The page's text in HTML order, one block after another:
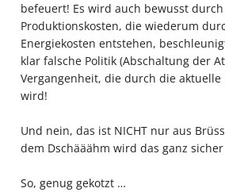
befeuert! Es wird auch bewusst
Produktionskosten, die wiederum
Energiekosten entstehen,
klar falsche Politik (Abschaltung der
Vergangenheit, die durch die
wird!
Und nein, das ist NICHT nur aus
dem Dschääähm wird das ganz
So, genug gekotzt …